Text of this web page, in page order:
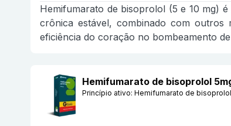
Hemifumarato de bisoprolol (5 e 10 mg)
crônica estável, combinado com outros
eficiência do coração no bombeamento
Hemifumarato de bisoprolol
Princípio ativo: Hemifumarato de bisoprolol